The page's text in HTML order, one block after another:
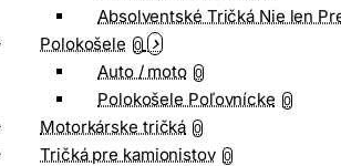
Absolventské Tričká Nie len
Polokošele 0
Auto / moto 0
Polokošele Poľovnícke 0
Motorkárske tričká 0
Tričká pre kamionistov 0